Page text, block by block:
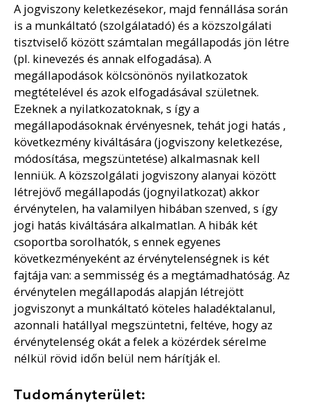
A jogviszony keletkezésekor, majd fennállása során
is a munkáltató (szolgálatadó) és a közszolgálati
tisztviselő között számtalan megállapodás jön létre
(pl. kinevezés és annak elfogadása). A
megállapodások kölcsönönös nyilatkozatok
megtételével és azok elfogadásával születnek.
Ezeknek a nyilatkozatoknak, s így a
megállapodásoknak érvényesnek, tehát jogi hatás ,
következmény kiváltására (jogviszony keletkezése,
módosítása, megszüntetése) alkalmasnak kell
lenniük. A közszolgálati jogviszony alanyai között
létrejövő megállapodás (jognyilatkozat) akkor
érvénytelen, ha valamilyen hibában szenved, s így
jogi hatás kiváltására alkalmatlan. A hibák két
csoportba sorolhatók, s ennek egyenes
következményeként az érvénytelenségnek is két
fajtája van: a semmisség és a megtámadhatóság. Az
érvénytelen megállapodás alapján létrejött
jogviszonyt a munkáltató köteles haladéktalanul,
azonnali hatállyal megszüntetni, feltéve, hogy az
érvénytelenség okát a felek a közérdek sérelme
nélkül rövid időn belül nem hárítják el.
Tudományterület: